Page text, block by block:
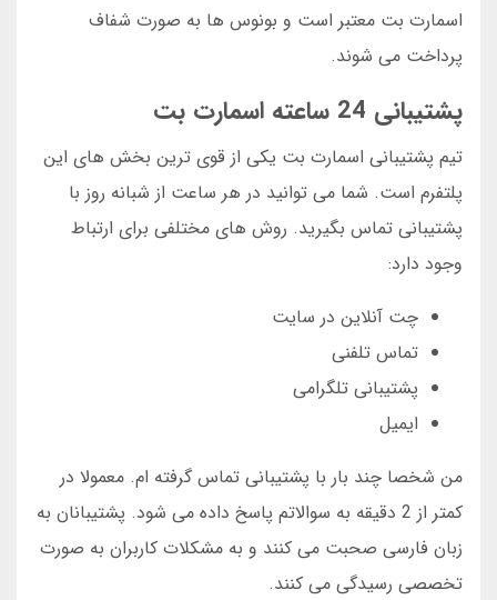
اسمارت بت معتبر است و بونوس ها به صورت شفاف
پرداخت می شوند.
پشتیبانی 24 ساعته اسمارت بت
تیم پشتیبانی اسمارت بت یکی از قوی ترین بخش های این
پلتفرم است. شما می توانید در هر ساعت از شبانه روز با
پشتیبانی تماس بگیرید. روش های مختلفی برای ارتباط
وجود دارد:
چت آنلاین در سایت
تماس تلفنی
پشتیبانی تلگرامی
ایمیل
من شخصا چند بار با پشتیبانی تماس گرفته ام. معمولا در
کمتر از 2 دقیقه به سوالاتم پاسخ داده می شود. پشتیبانان به
زبان فارسی صحبت می کنند و به مشکلات کاربران به صورت
تخصصی رسیدگی می کنند.